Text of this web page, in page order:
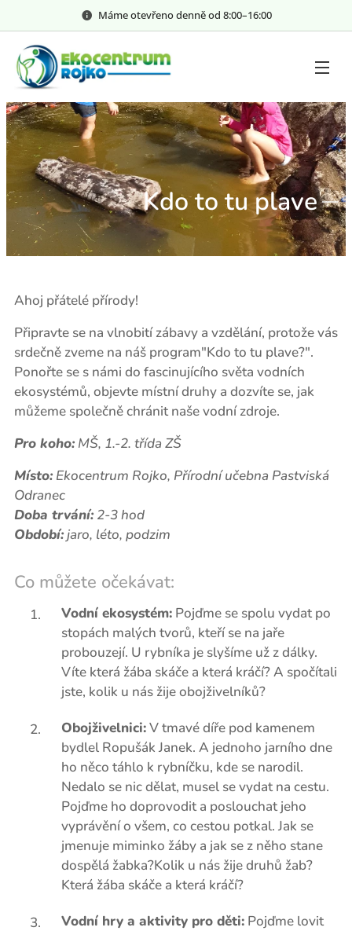
Máme otevřeno denně od 8:00–⁠⁠⁠⁠⁠16:00
Kdo to tu plave
Ahoj přátelé přírody!
Připravte se na vlnobití zábavy a vzdělání, protože vás
srdečně zveme na náš program"Kdo to tu plave?".
Ponořte se s námi do fascinujícího světa vodních
ekosystémů, objevte místní druhy a dozvíte se, jak
můžeme společně chránit naše vodní zdroje.
Pro koho: MŠ, 1.-2. třída ZŠ
Místo: Ekocentrum Rojko, Přírodní učebna Pastviská
Odranec
Doba trvání: 2-3 hod
Období:jaro, léto, podzim
Co můžete očekávat:
Vodní ekosystém: Pojďme se spolu vydat po
stopách malých tvorů, kteří se na jaře
probouzejí. U rybníka je slyšíme už z dálky.
Víte která žába skáče a která kráčí? A spočítali
jste, kolik u nás žije obojživelníků?
Obojživelnici:V tmavé díře pod kamenem
bydlel Ropušák Janek. A jednoho jarního dne
ho něco táhlo k rybníčku, kde se narodil.
Nedalo se nic dělat, musel se vydat na cestu.
Pojďme ho doprovodit a poslouchat jeho
vyprávění o všem, co cestou potkal. Jak se
jmenuje miminko žáby a jak se z něho stane
dospělá žabka?Kolik u nás žije druhů žab?
Která žába skáče a která kráčí?
Vodní hry a aktivity pro děti: Pojďme lovit